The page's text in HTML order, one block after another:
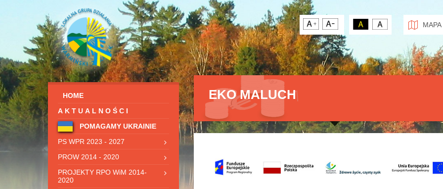
MAPA
EKO MALUCH
HOME
AKTUALNOŚCI
POMAGAMY UKRAINIE
PS WPR 2023 - 2027
PROW 2014 - 2020
PROJEKTY RPO WiM 2014-
2020